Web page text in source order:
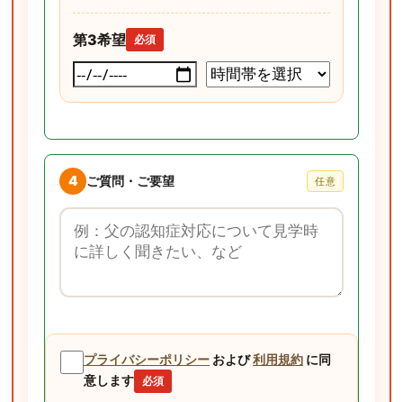
第3希望 必須
4 ご質問・ご要望 任意
ご質問・ご要望
プライバシーポリシー および利用規約 に同
意します
必須